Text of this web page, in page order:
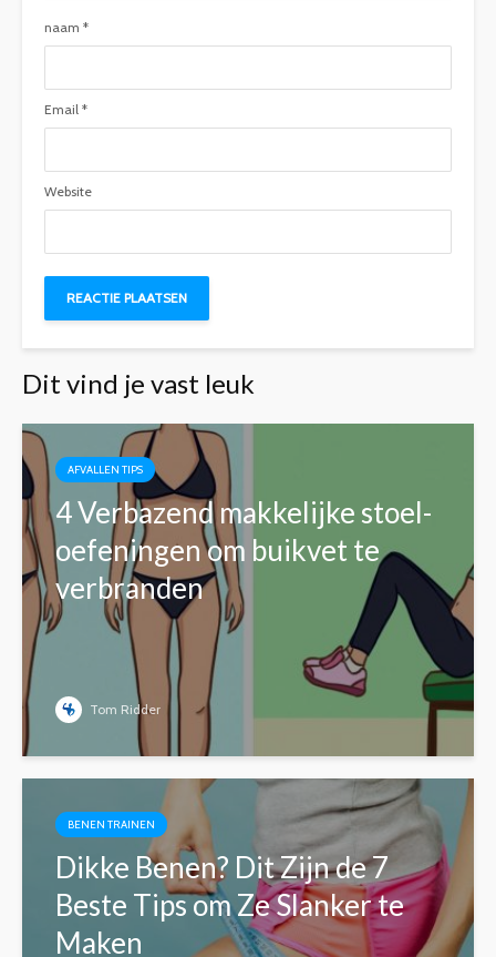
naam *
Email *
Website
Dit vind je vast leuk
AFVALLEN TIPS
4 Verbazend makkelijke stoel-
oefeningen om buikvet te
verbranden
Tom Ridder
BENEN TRAINEN
Dikke Benen? Dit Zijn de 7
Beste Tips om Ze Slanker te
Maken